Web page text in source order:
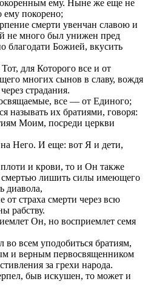
ему. Ныне же еще не
покорено;
смерти увенчан славою и
не много был унижен пред
благодати Божией, вкусить
для Которого все и от
многих сынов в славу, вождя
страдания.
все — от Единого;
называть их братиями, говоря:
Моим, посреди церкви
Него. И еще: вот Я и дети,
и крови, то и Он также
лишить силы имеющего
диавола,
от страха смерти через всю
рабству.
Он, но восприемлет семя
всем уподобиться братиям,
и верным первосвященником
за грехи народа.
быв искушен, то может и